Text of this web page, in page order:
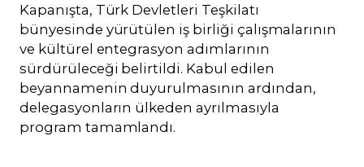
Kapanışta, Türk Devletleri Teşkilatı
bünyesinde yürütülen iş birliği çalışmalarının
ve kültürel entegrasyon adımlarının
sürdürüleceği belirtildi. Kabul edilen
beyannamenin duyurulmasının ardından,
delegasyonların ülkeden ayrılmasıyla
program tamamlandı.